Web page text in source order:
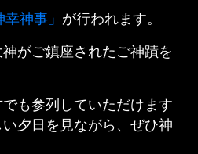
幸神事」 が行われます。
がご鎮座されたご神蹟を
も参列していただけます
夕日を見ながら、ぜひ神